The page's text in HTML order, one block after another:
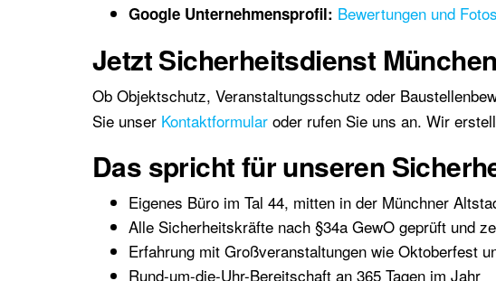
Google Unternehmensprofil: Bewertungen und
Jetzt Sicherheitsdienst
Ob Objektschutz, Veranstaltungsschutz oder
Sie unser Kontaktformular oder rufen Sie uns an. Wir
Das spricht für unseren
Eigenes Büro im Tal 44, mitten in der Münchner
Alle Sicherheitskräfte nach §34a GewO geprüft und
Erfahrung mit Großveranstaltungen wie Oktoberfest
Rund-um-die-Uhr-Bereitschaft an 365 Tagen im Jahr